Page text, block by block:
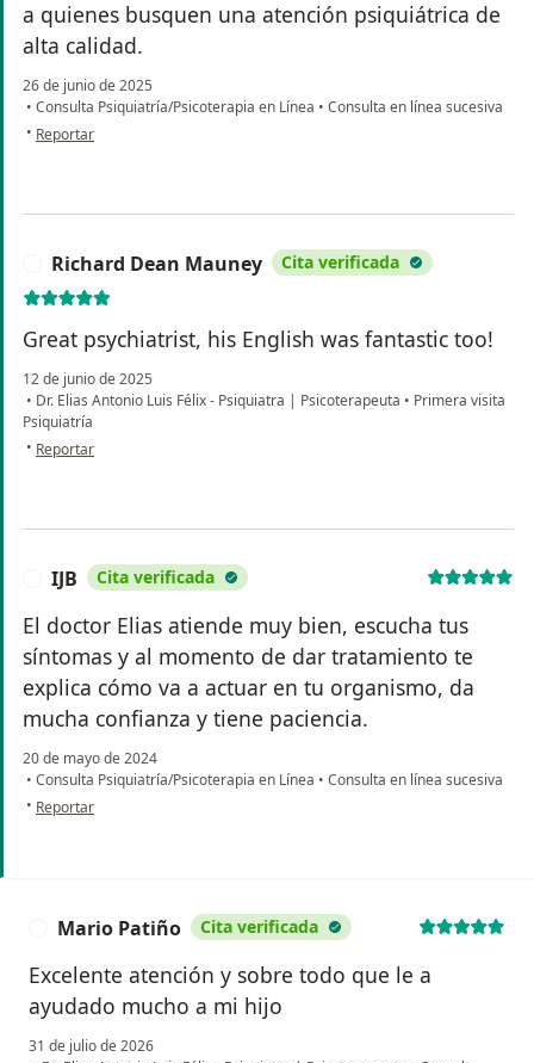
a quienes busquen una atención psiquiátrica de
alta calidad.
26 de junio de 2025
• Consulta Psiquiatría/Psicoterapia en Línea • Consulta en línea sucesiva
• en opinión del usuario Sabrina Thomé
Reportar
Richard Dean Mauney Cita verificada
Great psychiatrist, his English was fantastic too!
12 de junio de 2025
• Dr. Elias Antonio Luis Félix - Psiquiatra | Psicoterapeuta • Primera visita
Psiquiatría
• en opinión del usuario Richard Dean Mauney
Reportar
IJB Cita verificada
El doctor Elias atiende muy bien, escucha tus
síntomas y al momento de dar tratamiento te
explica cómo va a actuar en tu organismo, da
mucha confianza y tiene paciencia.
20 de mayo de 2024
• Consulta Psiquiatría/Psicoterapia en Línea • Consulta en línea sucesiva
• en opinión del usuario IJB
Reportar
Mario Patiño Cita verificada
Excelente atención y sobre todo que le a
ayudado mucho a mi hijo
31 de julio de 2026